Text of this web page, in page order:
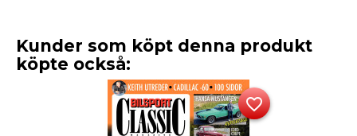
Kunder som köpt denna produkt
köpte också:
favorite_border